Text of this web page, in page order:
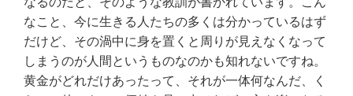
なこと、今に生きる人たちの多くは分かっているはず
だけど、その渦中に身を置くと周りが見えなくなって
しまうのが人間というものなのかも知れないですね。
黄金がどれだけあったって、それが一体何なんだ、く